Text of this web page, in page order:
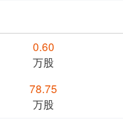
0.60
万股
78.75
万股